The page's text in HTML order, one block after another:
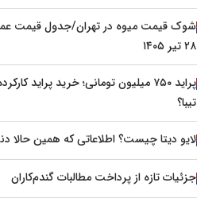
۲۸ تیر ۱۴۰۵
پراید ۷۵۰ میلیون تومانی؛ خرید پراید
تیبا؟
لایو دیتا چیست؟ اطلاعاتی که همین حالا
جزئیات تازه از پرداخت مطالبات گندم‌کاران